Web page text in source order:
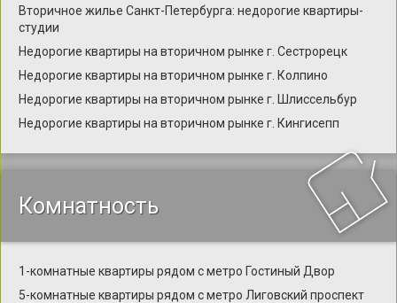
Вторичное жилье Санкт-Петербурга: недорогие квартиры-
студии
Недорогие квартиры на вторичном рынке г. Сестрорецк
Недорогие квартиры на вторичном рынке г. Колпино
Недорогие квартиры на вторичном рынке г. Шлиссельбур
Недорогие квартиры на вторичном рынке г. Кингисепп
Комнатность
1-комнатные квартиры рядом с метро Гостиный Двор
5-комнатные квартиры рядом с метро Лиговский проспект